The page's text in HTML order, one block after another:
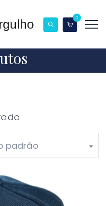
0
padrão